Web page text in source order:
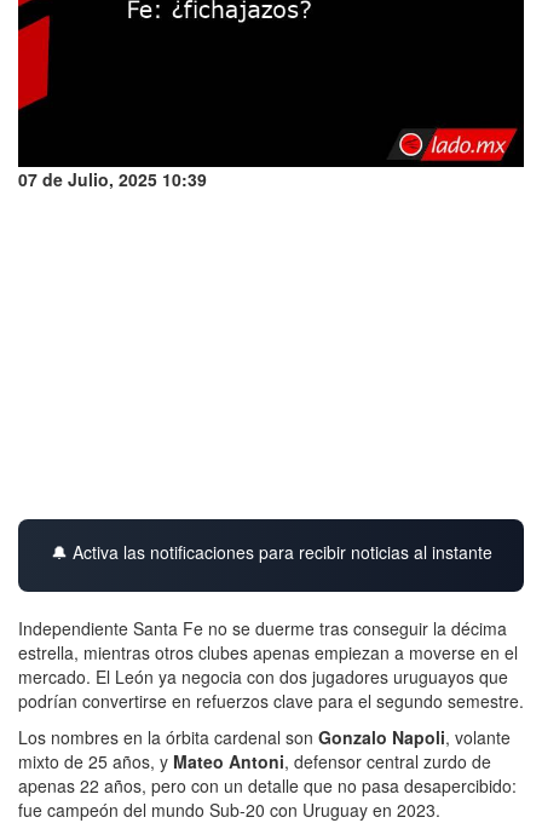
07 de Julio, 2025 10:39
🔔 Activa las notificaciones para recibir noticias al instante
Independiente Santa Fe no se duerme tras conseguir la décima
estrella, mientras otros clubes apenas empiezan a moverse en el
mercado. El León ya negocia con dos jugadores uruguayos que
podrían convertirse en refuerzos clave para el segundo semestre.
Los nombres en la órbita cardenal son Gonzalo Napoli, volante
mixto de 25 años, y Mateo Antoni, defensor central zurdo de
apenas 22 años, pero con un detalle que no pasa desapercibido:
fue campeón del mundo Sub-20 con Uruguay en 2023.